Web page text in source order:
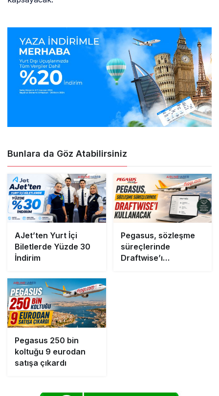
Bunlara da Göz Atabilirsiniz
AJet’ten Yurt İçi
Biletlerde Yüzde 30
İndirim
Pegasus, sözleşme
süreçlerinde
Draftwise’ı
Pegasus 250 bin
koltuğu 9 eurodan
satışa çıkardı